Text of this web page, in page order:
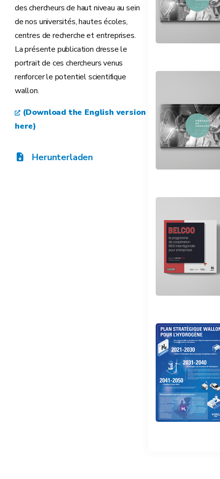
des chercheurs de haut niveau au sein
de nos universités, hautes écoles,
centres de recherche et entreprises.
La présente publication dresse le
portrait de ces chercheurs venus
renforcer le potentiel scientifique
wallon.
(Download the English version
here)
Herunterladen